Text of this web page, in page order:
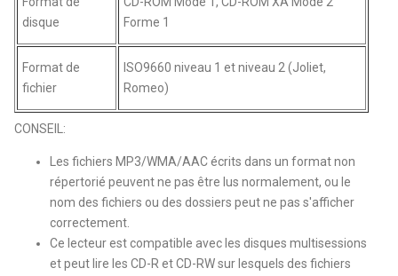
disque
Forme 1
Format de
fichier
ISO9660 niveau 1 et niveau 2 (Joliet,
Romeo)
CONSEIL:
Les fichiers MP3/WMA/AAC écrits dans un format non
répertorié peuvent ne pas être lus normalement, ou le
nom des fichiers ou des dossiers peut ne pas s'afficher
correctement.
Ce lecteur est compatible avec les disques multisessions
et peut lire les CD-R et CD-RW sur lesquels des fichiers